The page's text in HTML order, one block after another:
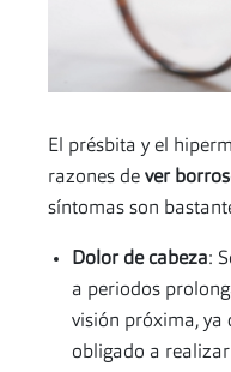
El présbita y el
razones de ver
síntomas son
Dolor de cabeza:
a periodos
visión próxima, ya
obligado a